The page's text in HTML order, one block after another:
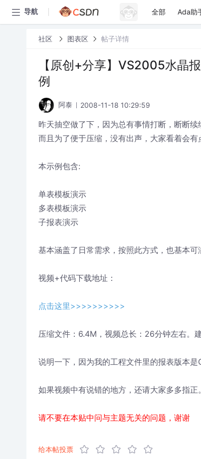
导航 全部 Ada助
社区 图表区 帖子详情
【原创+分享】VS2005水晶
例
阿泰 2008-11-18 10:29:59
昨天抽空做了下，因为总有事情打断，断断
而且为了便于压缩，没有出声，大家看着会有
本示例包含:
单表模板演示
多表模板演示
子报表演示
基本涵盖了日常需求，按照此方式，也基本
视频+代码下载地址：
点击这里>>>>>>>>>>
压缩文件：6.4M，视频总长：26分钟左右。
说明一下，因为我的工程文件里的报表版本是
如果视频中有说错的地方，还请大家多多指正。
请不要在本贴中问与主题无关的问题，谢谢
给本帖投票